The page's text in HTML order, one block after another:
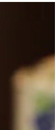
por sua
as
e se